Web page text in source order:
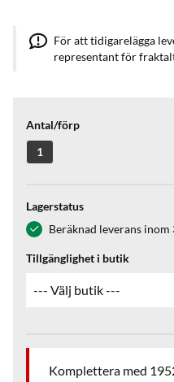
För att tidigarelägga
representant för
Antal/förp
1
Lagerstatus
Beräknad leverans inom
Tillgänglighet i butik
Komplettera med